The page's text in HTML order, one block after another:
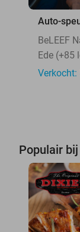
Auto-
BeLEEF
Ede (+85
Verkocht:
Populair